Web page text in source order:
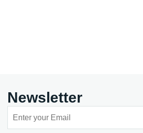
Newsletter